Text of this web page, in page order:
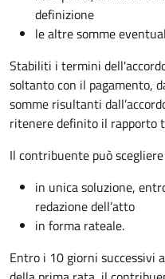
definizione
le altre somme
Stabiliti i termini
soltanto con il pagamento,
somme risultanti
ritenere definito il rapporto
Il contribuente può
in unica soluzione,
redazione dell’atto
in forma rateale.
Entro i 10 giorni successivi